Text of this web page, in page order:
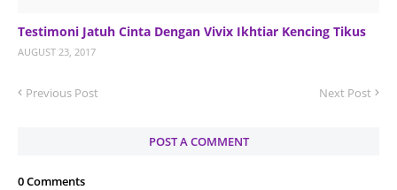
Testimoni Jatuh Cinta Dengan Vivix Ikhtiar Kencing Tikus
AUGUST 23, 2017
Previous Post Next Post
POST A COMMENT
0 Comments